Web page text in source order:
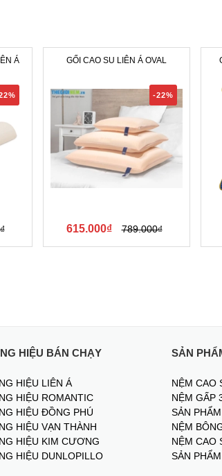
Á GỐI CAO SU LIÊN Á OVAL
-22%
615.000₫ 789.000₫
HIỆU BÁN CHẠY
HIỆU LIÊN Á
HIỆU ROMANTIC
HIỆU ĐỒNG PHÚ
HIỆU VẠN THÀNH
HIỆU KIM CƯƠNG
HIỆU DUNLOPILLO
SẢN
NỆM CAO
NỆM GẤP
SẢN
NỆM
NỆM CAO
SẢN